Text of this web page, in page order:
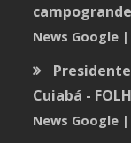
News Google
Cuiabá -
News Google